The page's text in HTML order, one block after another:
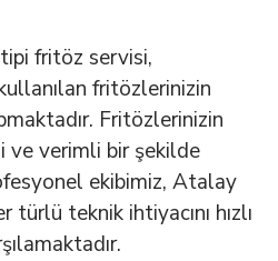
fritöz servisi,
fritözlerinizin
Fritözlerinizin
ve verimli bir şekilde
ekibimiz, Atalay
teknik ihtiyacını hızlı